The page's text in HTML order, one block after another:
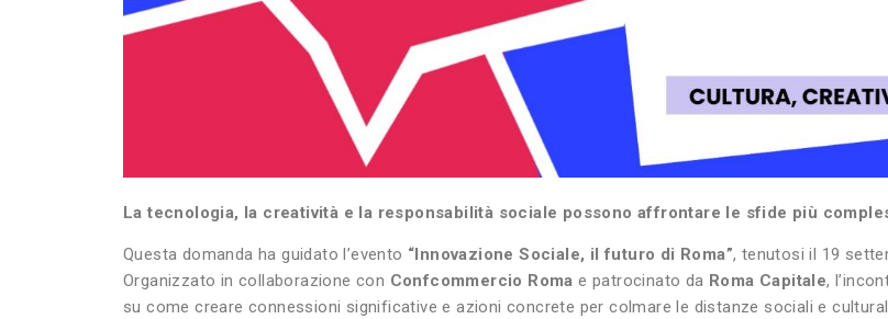
La tecnologia, la creatività e la responsabilità sociale possono affrontare le sfide più
Questa domanda ha guidato l’evento “Innovazione Sociale, il futuro di Roma”, tenutosi il 19
Organizzato in collaborazione con Confcommercio Roma e patrocinato da Roma Capitale,
su come creare connessioni significative e azioni concrete per colmare le distanze sociali e